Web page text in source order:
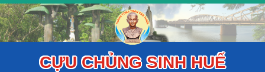
CỰU CHỦNG SINH HUẾ